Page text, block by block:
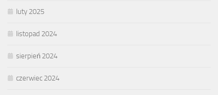
luty 2025
listopad 2024
sierpień 2024
czerwiec 2024